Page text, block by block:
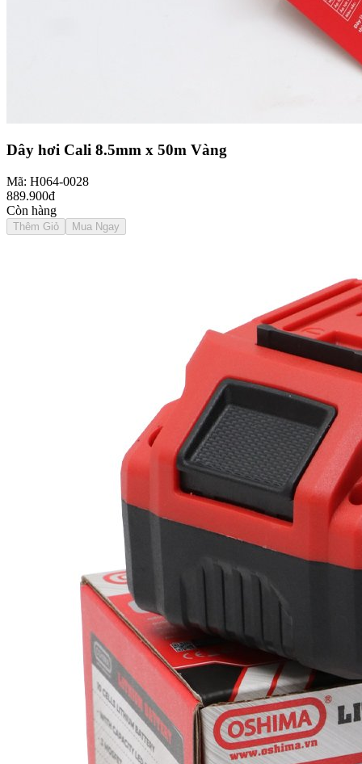
Dây hơi Cali 8.5mm x 50m Vàng
Mã: H064-0028
889.900đ
Còn hàng
Thêm Giỏ Mua Ngay